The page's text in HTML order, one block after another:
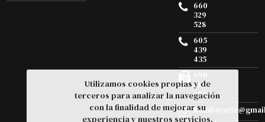
660
329
528
605
439
435
105
295
Utilizamos cookies propias y de
terceros para analizar la navegación
con la finalidad de mejorar su
experiencia y nuestros servicios.